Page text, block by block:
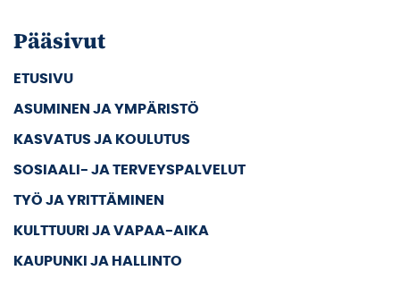
Pääsivut
ETUSIVU
ASUMINEN JA YMPÄRISTÖ
KASVATUS JA KOULUTUS
SOSIAALI- JA TERVEYSPALVELUT
TYÖ JA YRITTÄMINEN
KULTTUURI JA VAPAA-AIKA
KAUPUNKI JA HALLINTO